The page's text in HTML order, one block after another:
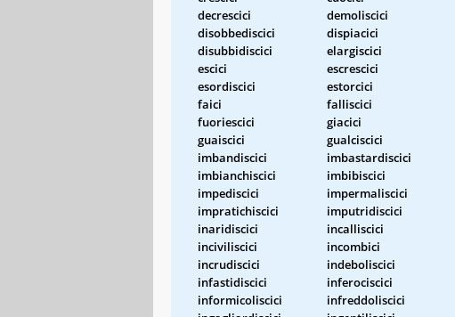
decrescici
demoliscici
disobbediscici
dispiacici
disubbidiscici
elargiscici
escici
escrescici
esordiscici
estorcici
faici
falliscici
fuoriescici
giacici
guaiscici
gualciscici
imbandiscici
imbastardiscici
imbianchiscici
imbibiscici
impediscici
impermaliscici
impratichiscici
imputridiscici
inaridiscici
incalliscici
inciviliscici
incombici
incrudiscici
indeboliscici
infastidiscici
inferociscici
informicoliscici
infreddoliscici